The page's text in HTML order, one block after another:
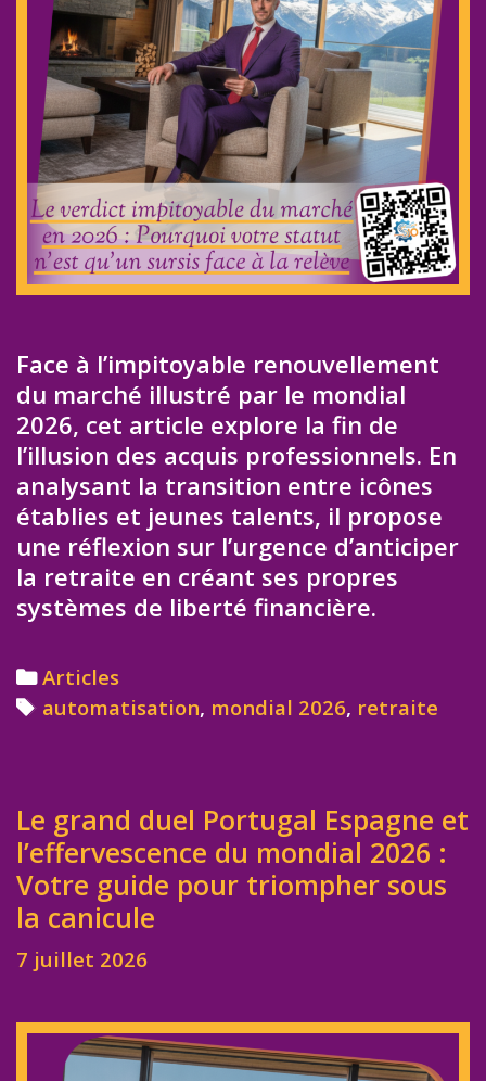
Face à l’impitoyable renouvellement
du marché illustré par le mondial
2026, cet article explore la fin de
l’illusion des acquis professionnels. En
analysant la transition entre icônes
établies et jeunes talents, il propose
une réflexion sur l’urgence d’anticiper
la retraite en créant ses propres
systèmes de liberté financière.
Categories
Articles
Tags
automatisation, mondial 2026, retraite
Le grand duel Portugal Espagne et
l’effervescence du mondial 2026 :
Votre guide pour triompher sous
la canicule
7 juillet 2026